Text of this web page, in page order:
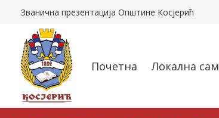
Званична презентација Општине Косјерић
Почетна Локална